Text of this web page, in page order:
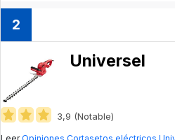
2
Universel
3,9 (Notable)